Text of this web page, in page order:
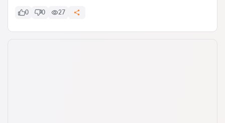
0 0 27